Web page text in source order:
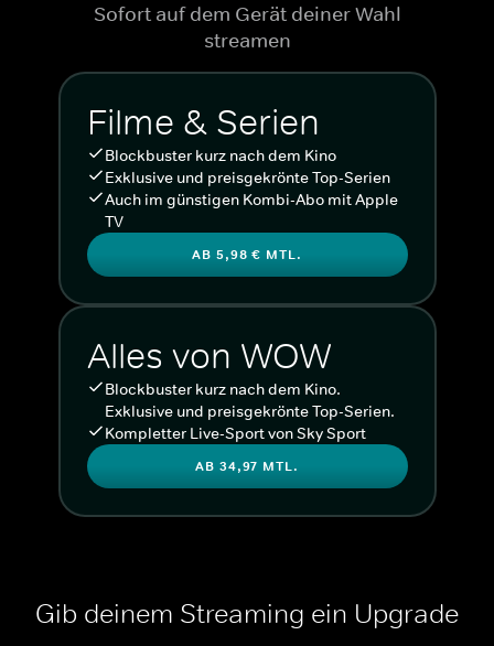
Sofort auf dem Gerät deiner Wahl
streamen
Filme & Serien
Blockbuster kurz nach dem Kino
Exklusive und preisgekrönte Top-Serien
Auch im günstigen Kombi-Abo mit Apple
TV
AB 5,98 € MTL.
Alles von WOW
Blockbuster kurz nach dem Kino.
Exklusive und preisgekrönte Top-Serien.
Kompletter Live-Sport von Sky Sport
AB 34,97 MTL.
Gib deinem Streaming ein Upgrade